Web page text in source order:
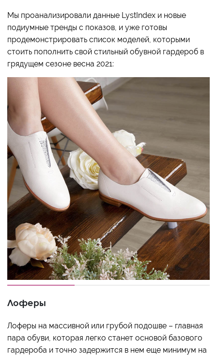
Мы проанализировали данные LystIndex и новые
подиумные тренды с показов, и уже готовы
продемонстрировать список моделей, которыми
стоить пополнить свой стильный обувной гардероб в
грядущем сезоне весна 2021:
Лоферы
Лоферы на массивной или грубой подошве – главная
пара обуви, которая легко станет основой базового
гардероба и точно задержится в нем еще минимум на